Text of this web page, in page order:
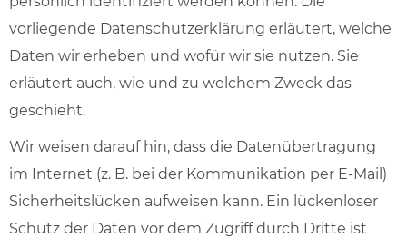
vorliegende Datenschutzerklärung erläutert, welche
Daten wir erheben und wofür wir sie nutzen. Sie
erläutert auch, wie und zu welchem Zweck das
geschieht.
Wir weisen darauf hin, dass die Datenübertragung
im Internet (z. B. bei der Kommunikation per E-Mail)
Sicherheitslücken aufweisen kann. Ein lückenloser
Schutz der Daten vor dem Zugriff durch Dritte ist